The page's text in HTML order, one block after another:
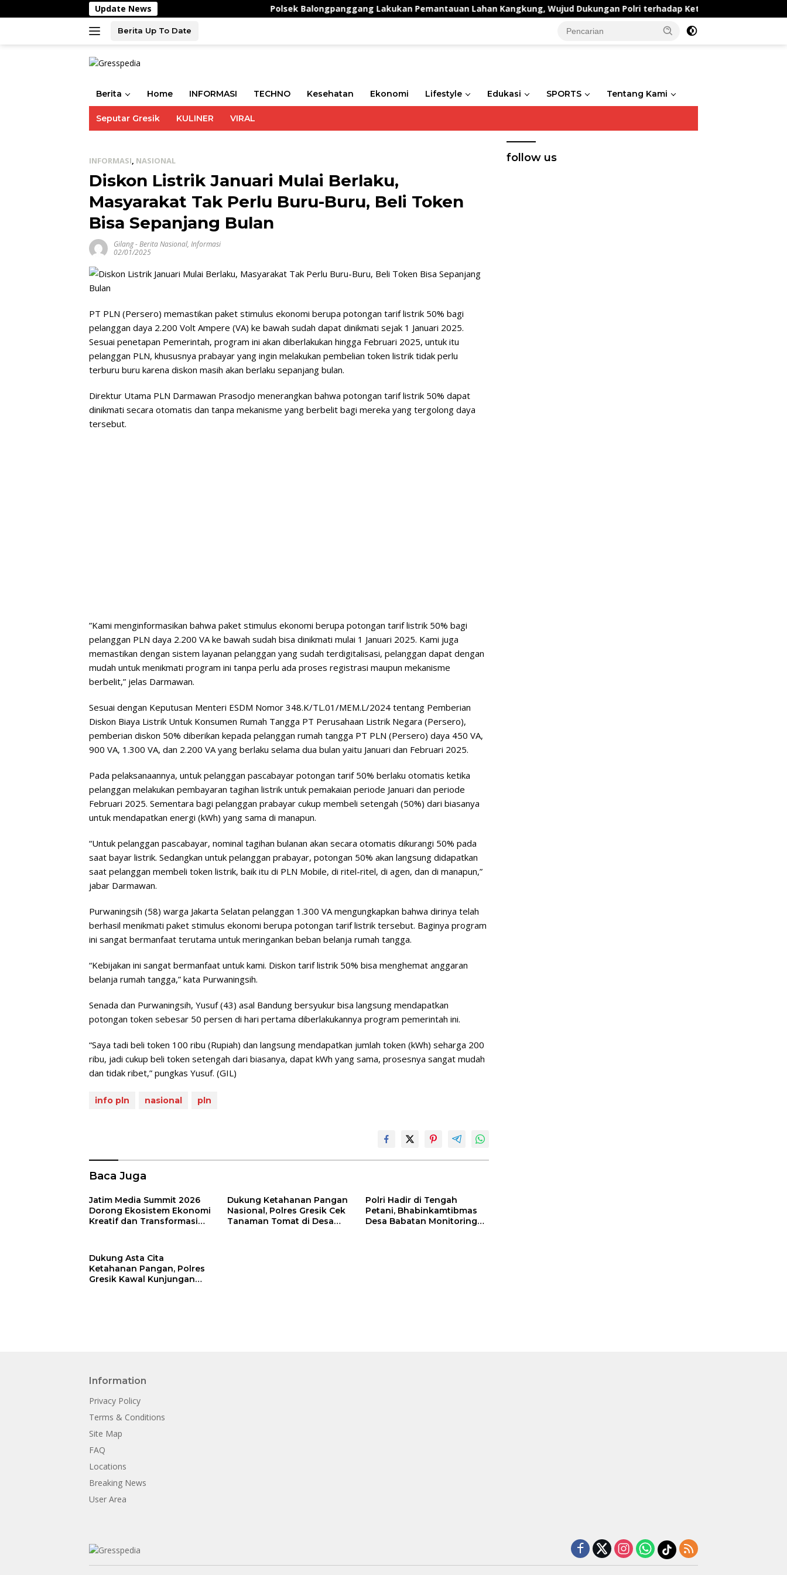
ke
Update News Polsek Balongpanggang Lakukan Pemantauan Lahan Kangkung, Wujud Dukungan Polri terhadap Ketahanan Pangan
Berita Up To Date
Berita Home INFORMASI TECHNO Kesehatan Ekonomi Lifestyle Edukasi SPORTS Tentang Kami
Seputar Gresik KULINER VIRAL
INFORMASI, NASIONAL
Diskon Listrik Januari Mulai Berlaku,
Masyarakat Tak Perlu Buru-Buru, Beli Token
Bisa Sepanjang Bulan
Gilang-Berita Nasional, Informasi
02/01/2025
PT PLN (Persero) memastikan paket stimulus ekonomi berupa potongan tarif listrik 50% bagi
pelanggan daya 2.200 Volt Ampere (VA) ke bawah sudah dapat dinikmati sejak 1 Januari 2025.
Sesuai penetapan Pemerintah, program ini akan diberlakukan hingga Februari 2025, untuk itu
pelanggan PLN, khususnya prabayar yang ingin melakukan pembelian token listrik tidak perlu
terburu buru karena diskon masih akan berlaku sepanjang bulan.
Direktur Utama PLN Darmawan Prasodjo menerangkan bahwa potongan tarif listrik 50% dapat
dinikmati secara otomatis dan tanpa mekanisme yang berbelit bagi mereka yang tergolong daya
tersebut.
”Kami menginformasikan bahwa paket stimulus ekonomi berupa potongan tarif listrik 50% bagi
pelanggan PLN daya 2.200 VA ke bawah sudah bisa dinikmati mulai 1 Januari 2025. Kami juga
memastikan dengan sistem layanan pelanggan yang sudah terdigitalisasi, pelanggan dapat dengan
mudah untuk menikmati program ini tanpa perlu ada proses registrasi maupun mekanisme
berbelit,” jelas Darmawan.
Sesuai dengan Keputusan Menteri ESDM Nomor 348.K/TL.01/MEM.L/2024 tentang Pemberian
Diskon Biaya Listrik Untuk Konsumen Rumah Tangga PT Perusahaan Listrik Negara (Persero),
pemberian diskon 50% diberikan kepada pelanggan rumah tangga PT PLN (Persero) daya 450 VA,
900 VA, 1.300 VA, dan 2.200 VA yang berlaku selama dua bulan yaitu Januari dan Februari 2025.
Pada pelaksanaannya, untuk pelanggan pascabayar potongan tarif 50% berlaku otomatis ketika
pelanggan melakukan pembayaran tagihan listrik untuk pemakaian periode Januari dan periode
Februari 2025. Sementara bagi pelanggan prabayar cukup membeli setengah (50%) dari biasanya
untuk mendapatkan energi (kWh) yang sama di manapun.
“Untuk pelanggan pascabayar, nominal tagihan bulanan akan secara otomatis dikurangi 50% pada
saat bayar listrik. Sedangkan untuk pelanggan prabayar, potongan 50% akan langsung didapatkan
saat pelanggan membeli token listrik, baik itu di PLN Mobile, di ritel-ritel, di agen, dan di manapun,”
jabar Darmawan.
Purwaningsih (58) warga Jakarta Selatan pelanggan 1.300 VA mengungkapkan bahwa dirinya telah
berhasil menikmati paket stimulus ekonomi berupa potongan tarif listrik tersebut. Baginya program
ini sangat bermanfaat terutama untuk meringankan beban belanja rumah tangga.
“Kebijakan ini sangat bermanfaat untuk kami. Diskon tarif listrik 50% bisa menghemat anggaran
belanja rumah tangga,” kata Purwaningsih.
Senada dan Purwaningsih, Yusuf (43) asal Bandung bersyukur bisa langsung mendapatkan
potongan token sebesar 50 persen di hari pertama diberlakukannya program pemerintah ini.
“Saya tadi beli token 100 ribu (Rupiah) dan langsung mendapatkan jumlah token (kWh) seharga 200
ribu, jadi cukup beli token setengah dari biasanya, dapat kWh yang sama, prosesnya sangat mudah
dan tidak ribet,” pungkas Yusuf. (GIL)
info pln nasional pln
Baca Juga
Jatim Media Summit 2026
Dorong Ekosistem Ekonomi
Kreatif dan Transformasi
Dukung Ketahanan Pangan
Nasional, Polres Gresik Cek
Tanaman Tomat di Desa
Polri Hadir di Tengah
Petani, Bhabinkamtibmas
Desa Babatan Monitoring
Dukung Asta Cita
Ketahanan Pangan, Polres
Gresik Kawal Kunjungan
follow us
Information
Privacy Policy
Terms & Conditions
Site Map
FAQ
Locations
Breaking News
User Area